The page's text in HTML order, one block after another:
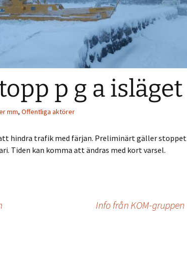
Nytt från 2021
notiser
AB Var med och köp
Prästgården
Holmömodellen
presentation
Årliga evenemang
Båtmuseets vänner
Postroddsförening
Holmön Byamäns
Samfällighetsförening
Holmögadds
p g a isläget
mm, Offentliga aktörer
hindra trafik med färjan. Preliminärt gäller stoppet
Tiden kan komma att ändras med kort varsel.
Info från KOM-gruppen